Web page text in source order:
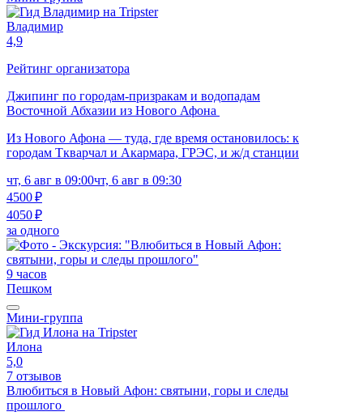
Владимир
4,9
Рейтинг организатора
Джипинг по городам-призракам и водопадам
Восточной Абхазии из Нового Афона
Из Нового Афона — туда, где время остановилось: к
городам Ткварчал и Акармара, ГРЭС, и ж/д станции
чт, 6 авг в 09:00чт, 6 авг в 09:30
4500 ₽
4050 ₽
за одного
9 часов
Пешком
Мини-группа
Илона
5,0
7 отзывов
Влюбиться в Новый Афон: святыни, горы и следы
прошлого